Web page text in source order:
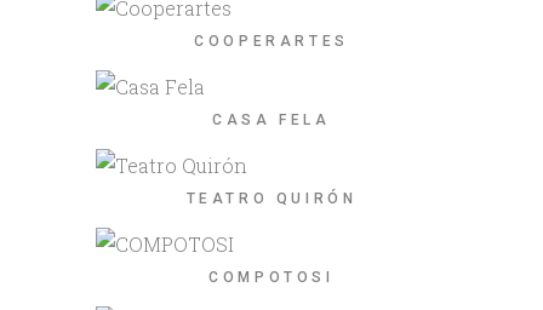
COOPERARTES
CASA FELA
TEATRO QUIRÓN
COMPOTOSI